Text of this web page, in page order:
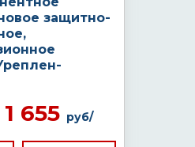
защитно-
655 руб/